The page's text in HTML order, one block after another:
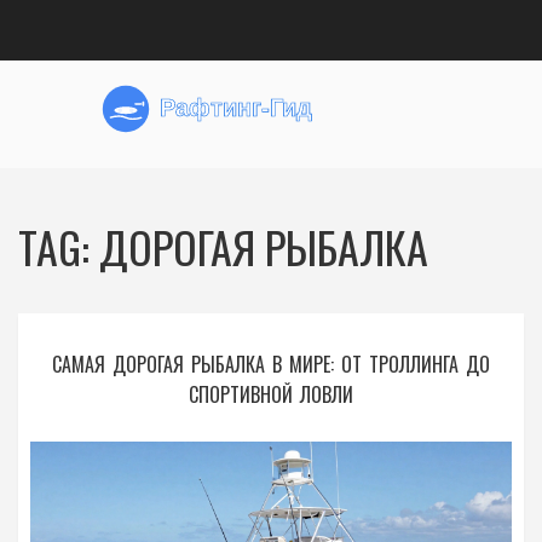
TAG: ДОРОГАЯ РЫБАЛКА
САМАЯ ДОРОГАЯ РЫБАЛКА В МИРЕ: ОТ ТРОЛЛИНГА ДО
СПОРТИВНОЙ ЛОВЛИ